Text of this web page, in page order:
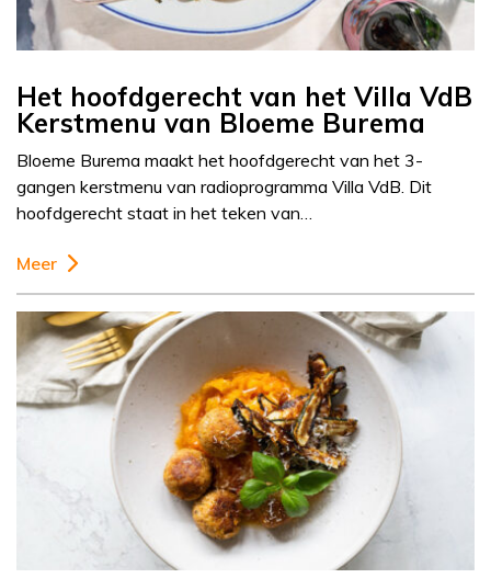
Het hoofdgerecht van het Villa VdB
Kerstmenu van Bloeme Burema
Bloeme Burema maakt het hoofdgerecht van het 3-
gangen kerstmenu van radioprogramma Villa VdB. Dit
hoofdgerecht staat in het teken van…
Meer